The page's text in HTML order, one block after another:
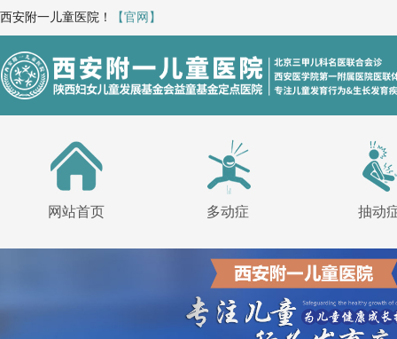
西安附一儿童医院！ 【官网】
网站首页 多动症 抽动